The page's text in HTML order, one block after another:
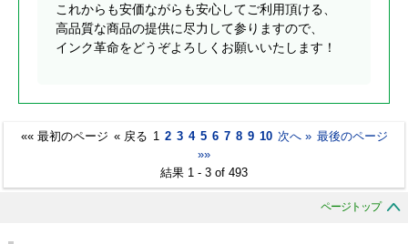
これからも安価ながらも安心してご利用頂ける、
高品質な商品の提供に尽力して参りますので、
インク革命をどうぞよろしくお願いいたします！
«« 最初のページ « 戻る 1 2 3 4 5 6 7 8 9 10 次へ » 最後のページ
»»
結果 1 - 3 of 493
ページトップ